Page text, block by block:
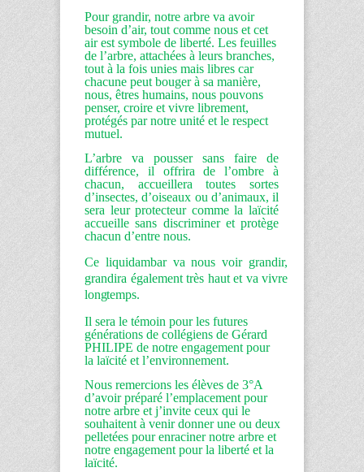
Pour grandir, notre arbre va avoir
besoin d’air, tout comme nous et cet
air est symbole de liberté. Les feuilles
de l’arbre, attachées à leurs branches,
tout à la fois unies mais libres car
chacune peut bouger à sa manière,
nous, êtres humains, nous pouvons
penser, croire et vivre librement,
protégés par notre unité et le respect
mutuel.
L’arbre va pousser sans faire de
différence, il offrira de l’ombre à
chacun, accueillera toutes sortes
d’insectes, d’oiseaux ou d’animaux, il
sera leur protecteur comme la laïcité
accueille sans discriminer et protège
chacun d’entre nous.
Ce liquidambar va nous voir grandir,
grandira également très haut et va vivre
longtemps.
Il sera le témoin pour les futures
générations de collégiens de Gérard
PHILIPE de notre engagement pour
la laïcité et l’environnement.
Nous remercions les élèves de 3°A
d’avoir préparé l’emplacement pour
notre arbre et j’invite ceux qui le
souhaitent à venir donner une ou deux
pelletées pour enraciner notre arbre et
notre engagement pour la liberté et la
laïcité.